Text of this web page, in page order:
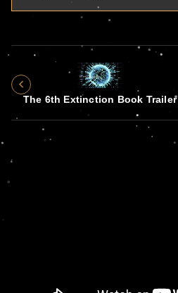
The 6th Extinction Book Trailer